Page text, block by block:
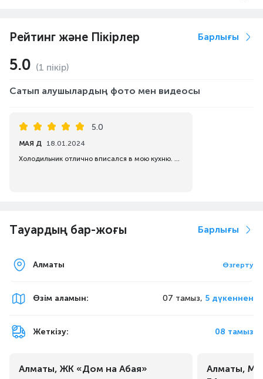
Рейтинг және Пікірлер Барлығы
5.0 (1 пікір)
Сатып алушылардың фото мен видеосы
5.0
МАЯ Д
18.01.2024
Холодильник отлично вписался в мою кухню. Сборка в Корее, соответственно и качество высокого уровня.
Тауардың бар-жоғы Барлығы
Алматы Өзгерту
Өзім аламын: 07 тамыз, 5 дүкеннен
Жеткізу: 08 тамыз
Алматы, ЖК «Дом на Абая»
Алматы,